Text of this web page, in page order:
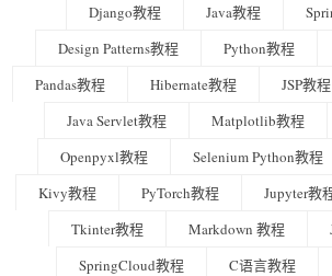
Django教程
Java教程
Design Patterns教程
Python教程
Pandas教程
Hibernate教程 JSP教程
Java Servlet教程
Matplotlib教程
Openpyxl教程
Selenium Python教程
Kivy教程
PyTorch教程 Jupyter教
Tkinter教程
Markdown 教程
SpringCloud教程
C语言教程